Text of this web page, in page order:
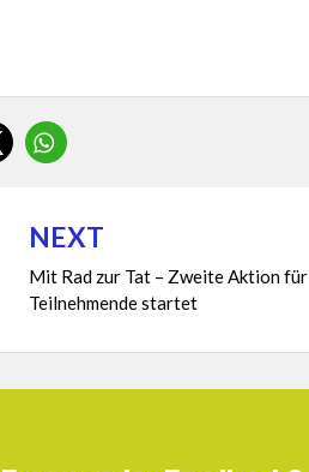
NEXT
Mit Rad zur Tat – Zweite Aktion für
Teilnehmende startet